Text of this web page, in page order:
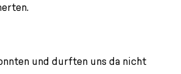
und durften uns da nicht